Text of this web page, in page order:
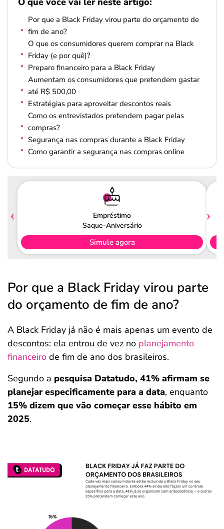
Por que a Black Friday virou parte do orçamento de
fim de ano?
O que os consumidores querem comprar na Black
Friday (e por quê)?
Preparo financeiro para a Black Friday
Aumentam os consumidores que pretendem gastar
até R$ 500,00
Estratégias para aproveitar descontos reais
Como os entrevistados pretendem pagar pelas
compras?
Segurança nas compras durante a Black Friday
Como garantir a segurança nas compras online
Empréstimo
Saque-Aniversário
Simule agora
Por que a Black Friday virou parte
do orçamento de fim de ano?
A Black Friday já não é mais apenas um evento de
descontos: ela entrou de vez no planejamento
financeiro de fim de ano dos brasileiros.
Segundo a pesquisa Datatudo, 41% afirmam se
planejar especificamente para a data, enquanto
15% dizem que vão começar esse hábito em
2025.